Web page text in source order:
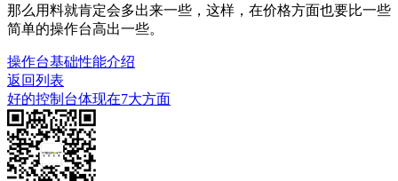
那么用料就肯定会多出来一些，这样，在价格方面也要比一些
简单的操作台高出一些。
操作台基础性能介绍
返回列表
好的控制台体现在7大方面